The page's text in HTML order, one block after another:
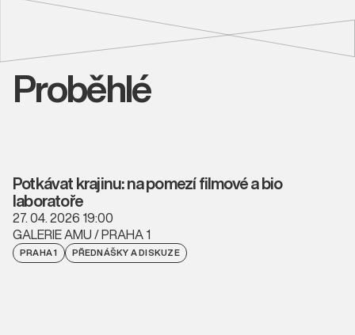
Proběhlé
Potkávat krajinu: na pomezí filmové a bio
laboratoře
27. 04. 2026 19:00
GALERIE AMU / PRAHA 1
PRAHA 1 PŘEDNÁŠKY A DISKUZE